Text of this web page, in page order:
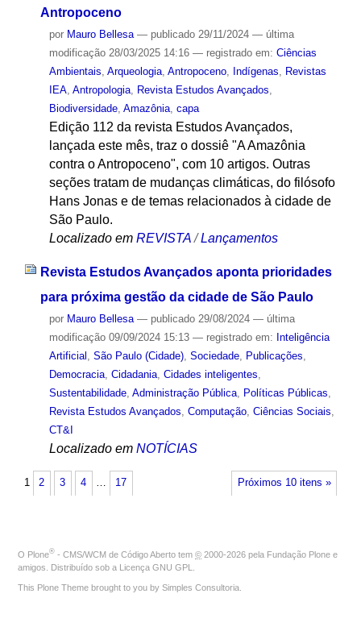
Antropoceno
por Mauro Bellesa — publicado29/11/2024 — última
modificação28/03/2025 14:16 — registrado em: Ciências
Ambientais Arqueologia, Antropoceno, Indígenas
Revistas
IEA, Antropologia, Revista Estudos Avançados
Biodiversidade, Amazônia, capa
Edição 112 da revista Estudos Avançados,
lançada este mês, traz o dossiê "A Amazônia
contra o Antropoceno", com 10 artigos. Outras
seções tratam de mudanças climáticas, do filósofo
Hans Jonas e de temas relacionados à cidade de
São Paulo.
Localizado em REVISTA /Lançamentos
Revista Estudos Avançados aponta prioridades
para próxima gestão da cidade de São Paulo
por Mauro Bellesa — publicado29/08/2024 — última
modificação09/09/2024 15:13 — registrado em: Inteligência
Artificial , São Paulo (Cidade), Sociedade, Publicações,
Democracia, Cidadania, Cidades inteligentes,
Sustentabilidade, Administração Pública, Políticas Públicas,
Revista Estudos Avançados, Computação, Ciências Sociais,
CT&I
Localizado em NOTÍCIAS
Próximos 10 itens »
1 2 3 4 … 17
O Plone® - CMS/WCM de Código Aberto tem © 2000-2026 pela Fundação Plone e
amigos. Distribuído sob a Licença GNU GPL
This Plone Theme brought to you by Simples Consultoria